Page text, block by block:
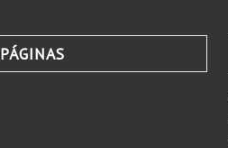
PÁGINAS